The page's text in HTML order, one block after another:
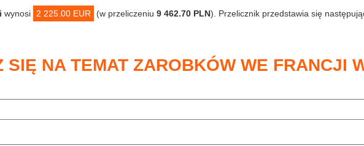
wynosi 2 225.00 EUR (w przeliczeniu 9 462.70 PLN). Przelicznik przedstawia się
SIĘ NA TEMAT ZAROBKÓW WE FRANCJI